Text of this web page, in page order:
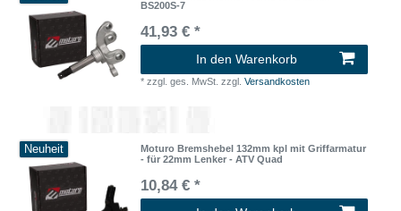
BS200S-7
41,93 € *
In den Warenkorb
*zzgl. ges. MwSt. zzgl.Versandkosten
Neuheit
Moturo Bremshebel 132mm kpl mit Griffarmatur
- für 22mm Lenker - ATV Quad
10,84 € *